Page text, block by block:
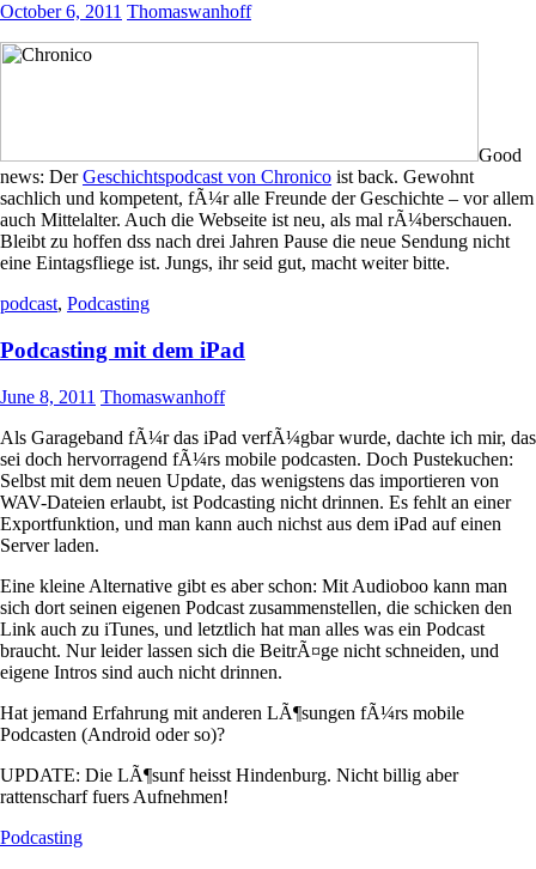
October 6, 2011 Thomaswanhoff
Good
news: DerGeschichtspodcast von Chronico ist back. Gewohnt
sachlich und kompetent, fÃ¼r alle Freunde der Geschichte – vor allem
auch Mittelalter. Auch die Webseite ist neu, als mal rÃ¼berschauen.
Bleibt zu hoffen dss nach drei Jahren Pause die neue Sendung nicht
eine Eintagsfliege ist. Jungs, ihr seid gut, macht weiter bitte.
podcast, Podcasting
Podcasting mit dem iPad
June 8, 2011 Thomaswanhoff
Als Garageband fÃ¼r das iPad verfÃ¼gbar wurde, dachte ich mir, das
sei doch hervorragend fÃ¼rs mobile podcasten. Doch Pustekuchen:
Selbst mit dem neuen Update, das wenigstens das importieren von
WAV-Dateien erlaubt, ist Podcasting nicht drinnen. Es fehlt an einer
Exportfunktion, und man kann auch nichst aus dem iPad auf einen
Server laden.
Eine kleine Alternative gibt es aber schon: Mit Audioboo kann man
sich dort seinen eigenen Podcast zusammenstellen, die schicken den
Link auch zu iTunes, und letztlich hat man alles was ein Podcast
braucht. Nur leider lassen sich die BeitrÃ¤ge nicht schneiden, und
eigene Intros sind auch nicht drinnen.
Hat jemand Erfahrung mit anderen LÃ¶sungen fÃ¼rs mobile
Podcasten (Android oder so)?
UPDATE: Die LÃ¶sunf heisst Hindenburg. Nicht billig aber
rattenscharf fuers Aufnehmen!
Podcasting